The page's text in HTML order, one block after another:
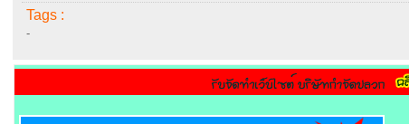
Tags :
-